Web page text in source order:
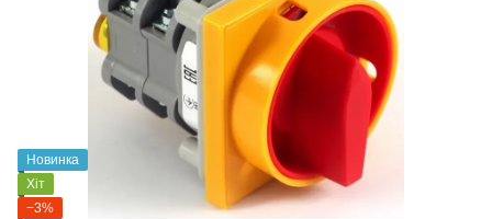
Новинка
Хіт
−3%